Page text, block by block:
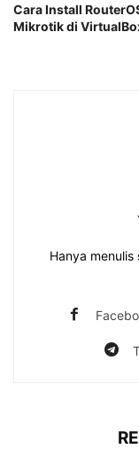
Cara Install
Mikrotik di
Hanya